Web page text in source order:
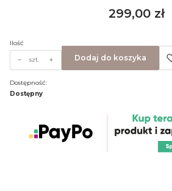
Cena
299,00 zł
Ilość
szt. Dodaj do koszyka
Dostępność:
Dostępny